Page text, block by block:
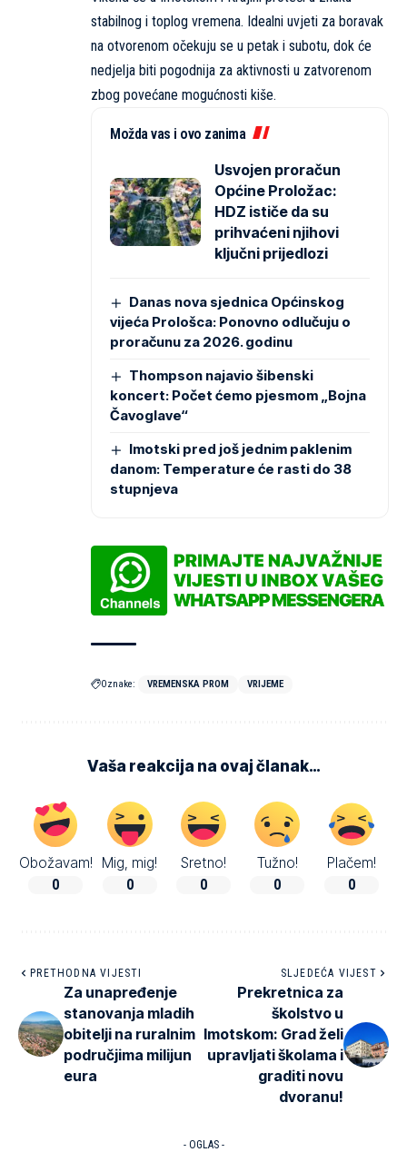
stabilnog i toplog vremena. Idealni uvjeti za boravak
na otvorenom očekuju se u petak i subotu, dok će
nedjelja biti pogodnija za aktivnosti u zatvorenom
zbog povećane mogućnosti kiše.
Možda vas i ovo zanima
Usvojen proračun
Općine Proložac:
HDZ ističe da su
prihvaćeni njihovi
ključni prijedlozi
Danas nova sjednica Općinskog
vijeća Prološca: Ponovno odlučuju o
proračunu za 2026. godinu
Thompson najavio šibenski
koncert: Počet ćemo pjesmom „Bojna
Čavoglave“
Imotski pred još jednim paklenim
danom: Temperature će rasti do 38
stupnjeva
Oznake: VREMENSKA PROM VRIJEME
Vaša reakcija na ovaj članak…
Obožavam!
0
Mig, mig!
0
Sretno!
0
Tužno!
0
Plačem!
0
PRETHODNA VIJESTI
Za unapređenje
stanovanja mladih
obitelji na ruralnim
područjima milijun
eura
SLJEDEĆA VIJEST
Prekretnica za
školstvo u
Imotskom: Grad želi
upravljati školama i
graditi novu
dvoranu!
- OGLAS -